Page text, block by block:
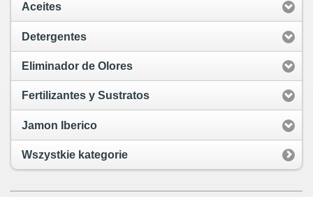
Aceites
Detergentes
Eliminador de Olores
Fertilizantes y Sustratos
Jamon Iberico
Wszystkie kategorie